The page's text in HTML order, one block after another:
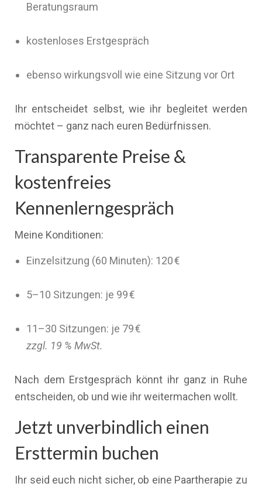
Beratungsraum
kostenloses Erstgespräch
ebenso wirkungsvoll wie eine Sitzung vor Ort
Ihr entscheidet selbst, wie ihr begleitet werden
möchtet – ganz nach euren Bedürfnissen.
Transparente Preise &
kostenfreies
Kennenlerngespräch
Meine Konditionen:
Einzelsitzung (60 Minuten): 120 €
5–10 Sitzungen: je 99 €
11–30 Sitzungen: je 79 €
zzgl. 19 % MwSt.
Nach dem Erstgespräch könnt ihr ganz in Ruhe
entscheiden, ob und wie ihr weitermachen wollt.
Jetzt unverbindlich einen
Ersttermin buchen
Ihr seid euch nicht sicher, ob eine Paartherapie zu